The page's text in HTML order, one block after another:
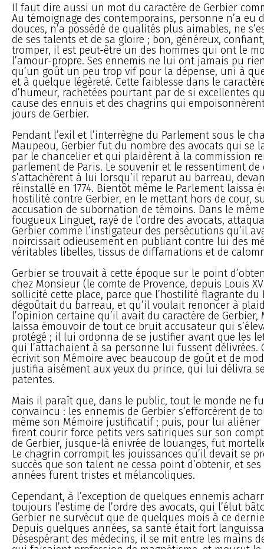
Il faut dire aussi un mot du caractère de Gerbier
Au témoignage des contemporains, personne n’a eu
douces, n’a possédé de qualités plus aimables, ne
de ses talents et de sa gloire ; bon, généreux,
tromper, il est peut-être un des hommes qui ont le
l’amour-propre. Ses ennemis ne lui ont jamais pu
qu’un goût un peu trop vif pour la dépense, uni à
et à quelque légèreté. Cette faiblesse dans le
d’humeur, rachetées pourtant par de si excellentes
cause des ennuis et des chagrins qui
jours de Gerbier.
Pendant l’exil et l’interrègne du Parlement sous le
Maupeou, Gerbier fut du nombre des avocats qui se
par le chancelier et qui plaidèrent à la commission
parlement de Paris. Le souvenir et le ressentiment
s’attachèrent à lui lorsqu’il reparut au barreau,
réinstallé en 1774. Bientôt même le Parlement laissa
hostilité contre Gerbier, en le mettant hors de cour,
accusation de subornation de témoins. Dans le
fougueux Linguet, rayé de l’ordre des avocats,
Gerbier comme l’instigateur des persécutions qu’il
noircissait odieusement en publiant contre lui des
véritables libelles, tissus de diffamations et de
Gerbier se trouvait à cette époque sur le point
chez Monsieur (le comte de Provence, depuis Louis
sollicité cette place, parce que l’hostilité flagrante du
dégoûtait du barreau, et qu’il voulait renoncer à
l’opinion certaine qu’il avait du caractère de Gerbier,
laissa émouvoir de tout ce bruit accusateur qui
protégé ; il lui ordonna de se justifier avant que les
qui l’attachaient à sa personne lui fussent délivrées.
écrivit son Mémoire avec beaucoup de goût et de
justifia aisément aux yeux du prince, qui lui délivra
patentes.
Mais il paraît que, dans le public, tout le monde ne
convaincu : les ennemis de Gerbier s’efforcèrent de
même son Mémoire justificatif ; puis, pour lui aliéner
firent courir force petits vers satiriques sur son
de Gerbier, jusque-là enivrée de louanges, fut
Le chagrin corrompit les jouissances qu’il devait se
succès que son talent ne cessa point d’obtenir, et
années furent tristes et mélancoliques.
Cependant, à l’exception de quelques ennemis
toujours l’estime de l’ordre des avocats, qui l’élut
Gerbier ne survécut que de quelques mois à ce
Depuis quelques années, sa santé était fort
Désespérant des médecins, il se mit entre les mains